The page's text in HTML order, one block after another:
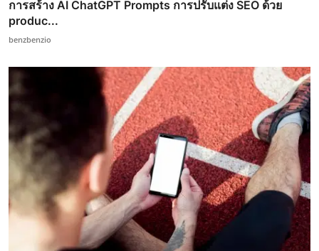
การสร้าง AI ChatGPT Prompts การปรับแต่ง SEO ด้วย
produc...
benzbenzio